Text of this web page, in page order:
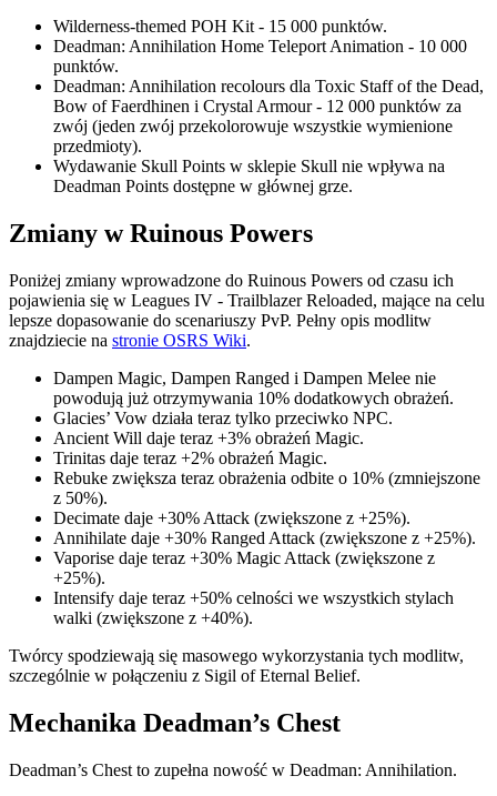
Wilderness-themed POH Kit - 15 000 punktów.
Deadman: Annihilation Home Teleport Animation - 10 000
punktów.
Deadman: Annihilation recolours dla Toxic Staff of the Dead,
Bow of Faerdhinen i Crystal Armour - 12 000 punktów za
zwój (jeden zwój przekolorowuje wszystkie wymienione
przedmioty).
Wydawanie Skull Points w sklepie Skull nie wpływa na
Deadman Points dostępne w głównej grze.
Zmiany w Ruinous Powers
Poniżej zmiany wprowadzone do Ruinous Powers od czasu ich
pojawienia się w Leagues IV - Trailblazer Reloaded, mające na celu
lepsze dopasowanie do scenariuszy PvP. Pełny opis modlitw
znajdziecie na stronie OSRS Wiki.
Dampen Magic, Dampen Ranged i Dampen Melee nie
powodują już otrzymywania 10% dodatkowych obrażeń.
Glacies’ Vow działa teraz tylko przeciwko NPC.
Ancient Will daje teraz +3% obrażeń Magic.
Trinitas daje teraz +2% obrażeń Magic.
Rebuke zwiększa teraz obrażenia odbite o 10% (zmniejszone
z 50%).
Decimate daje +30% Attack (zwiększone z +25%).
Annihilate daje +30% Ranged Attack (zwiększone z +25%).
Vaporise daje teraz +30% Magic Attack (zwiększone z
+25%).
Intensify daje teraz +50% celności we wszystkich stylach
walki (zwiększone z +40%).
Twórcy spodziewają się masowego wykorzystania tych modlitw,
szczególnie w połączeniu z Sigil of Eternal Belief.
Mechanika Deadman’s Chest
Deadman’s Chest to zupełna nowość w Deadman: Annihilation.